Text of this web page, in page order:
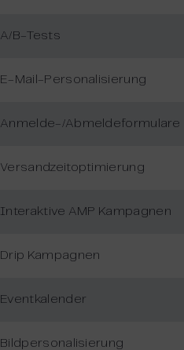
A/B-Tests
E-Mail-Personalisierung
Anmelde-/Abmeldeformulare
Versandzeitoptimierung
Interaktive AMP Kampagnen
Drip Kampagnen
Eventkalender
Bildpersonalisierung